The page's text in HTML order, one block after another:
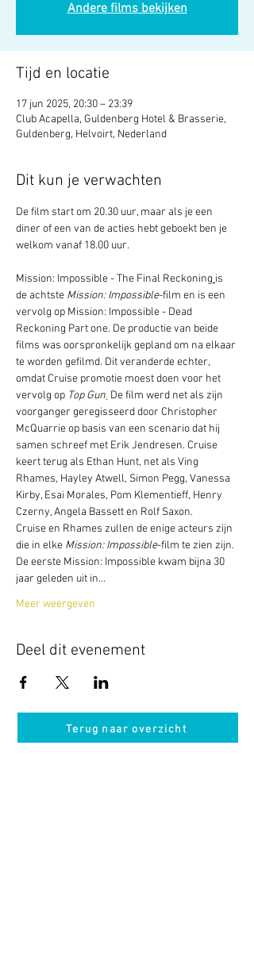
Andere films bekijken
Tijd en locatie
17 jun 2025, 20:30 – 23:39
Club Acapella, Guldenberg Hotel & Brasserie,
Guldenberg, Helvoirt, Nederland
Dit kun je verwachten
De film start om 20.30 uur, maar als je een
diner of een van de acties hebt geboekt ben je
welkom vanaf 18.00 uur.
Mission: Impossible - The Final Reckoning is
de achtste Mission: Impossible-film en is een
vervolg op Mission: Impossible - Dead
Reckoning Part one. De productie van beide
films was oorspronkelijk gepland om na elkaar
te worden gefilmd. Dit veranderde echter,
omdat Cruise promotie moest doen voor het
vervolg op Top Gun. De film werd net als zijn
voorganger geregisseerd door Christopher
McQuarrie op basis van een scenario dat hij
samen schreef met Erik Jendresen. Cruise
keert terug als Ethan Hunt, net als Ving
Rhames, Hayley Atwell, Simon Pegg, Vanessa
Kirby, Esai Morales, Pom Klementieff, Henry
Czerny, Angela Bassett en Rolf Saxon.
Cruise en Rhames zullen de enige acteurs zijn
die in elke Mission: Impossible-film te zien zijn.
De eerste Mission: Impossible kwam bijna 30
jaar geleden uit in…
Meer weergeven
Deel dit evenement
Terug naar overzicht